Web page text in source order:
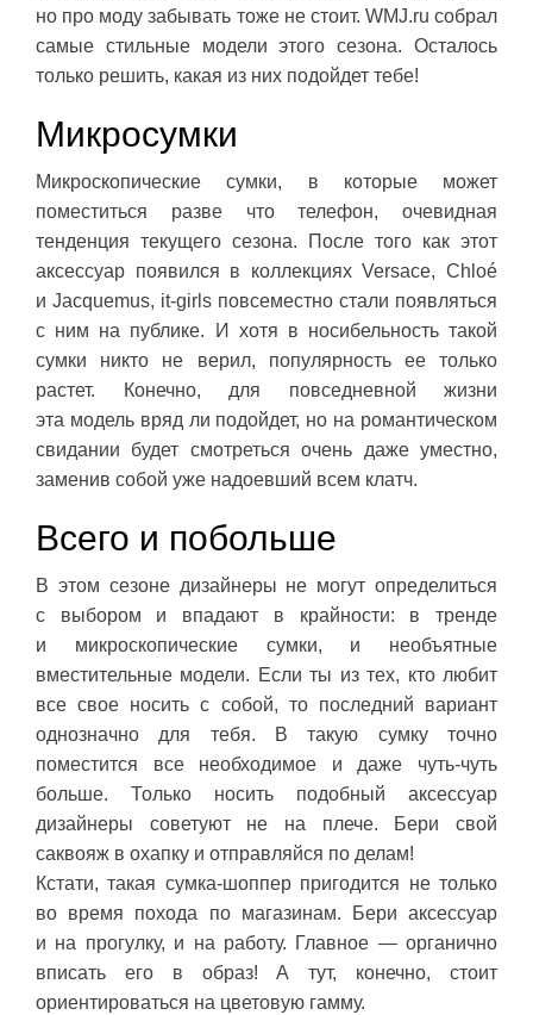
но про моду забывать тоже не стоит. WMJ.ru собрал
самые стильные модели этого сезона. Осталось
только решить, какая из них подойдет тебе!
Микросумки
Микроскопические сумки, в которые может
поместиться разве что телефон, очевидная
тенденция текущего сезона. После того как этот
аксессуар появился в коллекциях Versace, Chloé
и Jacquemus, it-girls повсеместно стали появляться
с ним на публике. И хотя в носибельность такой
сумки никто не верил, популярность ее только
растет. Конечно, для повседневной жизни
эта модель вряд ли подойдет, но на романтическом
свидании будет смотреться очень даже уместно,
заменив собой уже надоевший всем клатч.
Всего и побольше
В этом сезоне дизайнеры не могут определиться
с выбором и впадают в крайности: в тренде
и микроскопические сумки, и необъятные
вместительные модели. Если ты из тех, кто любит
все свое носить с собой, то последний вариант
однозначно для тебя. В такую сумку точно
поместится все необходимое и даже чуть-чуть
больше. Только носить подобный аксессуар
дизайнеры советуют не на плече. Бери свой
саквояж в охапку и отправляйся по делам!
Кстати, такая сумка-шоппер пригодится не только
во время похода по магазинам. Бери аксессуар
и на прогулку, и на работу. Главное — органично
вписать его в образ! А тут, конечно, стоит
ориентироваться на цветовую гамму.